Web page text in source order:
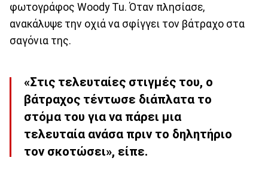
φωτογράφος Woody Tu. Όταν πλησίασε,
ανακάλυψε την οχιά να σφίγγει τον βάτραχο στα
σαγόνια της.
«Στις τελευταίες στιγμές του, ο
βάτραχος τέντωσε διάπλατα το
στόμα του για να πάρει μια
τελευταία ανάσα πριν το δηλητήριο
τον σκοτώσει», είπε.